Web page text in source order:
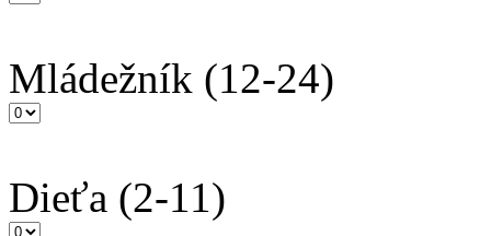
Mládežník (12-24)
Dieťa (2-11)